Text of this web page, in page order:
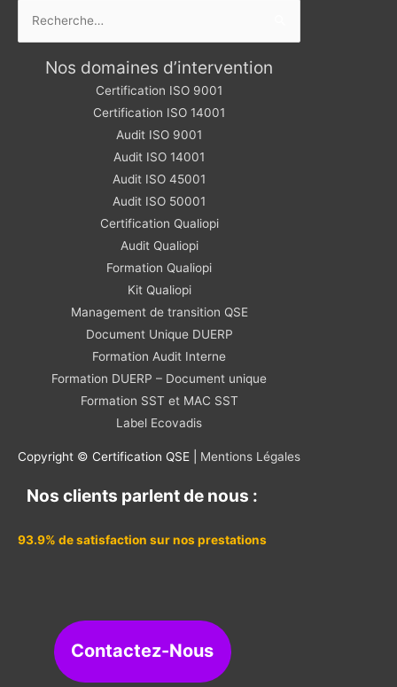
Nos domaines d’intervention
Certification ISO 9001
Certification ISO 14001
Audit ISO 9001
Audit ISO 14001
Audit ISO 45001
Audit ISO 50001
Certification Qualiopi
Audit Qualiopi
Formation Qualiopi
Kit Qualiopi
Management de transition QSE
Document Unique DUERP
Formation Audit Interne
Formation DUERP – Document unique
Formation SST et MAC SST
Label Ecovadis
Copyright © Certification QSE | Mentions Légales
Nos clients parlent de nous :
93.9% de satisfaction sur nos prestations
Contactez-Nous